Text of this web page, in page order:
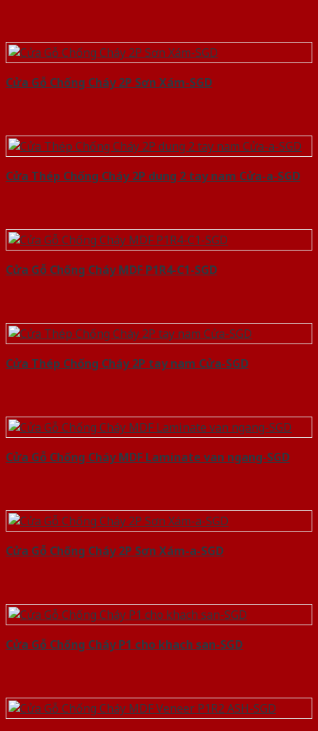
Cửa Gỗ Chống Cháy 2P Sơn Xám-SGD
Cửa Thép Chống Cháy 2P dung 2 tay nam Cửa-a-SGD
Cửa Gỗ Chống Cháy MDF P1R4-C1-SGD
Cửa Thép Chống Cháy 2P tay nam Cửa-SGD
Cửa Gỗ Chống Cháy MDF Laminate van ngang-SGD
Cửa Gỗ Chống Cháy 2P Sơn Xám-a-SGD
Cửa Gỗ Chống Cháy P1 cho khach san-SGD